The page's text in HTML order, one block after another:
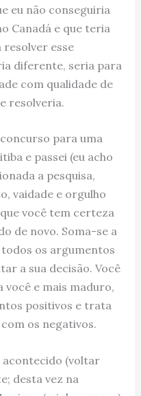
eu não conseguiria
Canadá e que teria
esse
diferente, seria para
com qualidade de
resolveria.
para uma
e passei (eu acho
a pesquisa,
vaidade e orgulho
você tem certeza
de novo. Soma-se a
os argumentos
a sua decisão. Você
você e mais maduro,
positivos e trata
os negativos.
acontecido (voltar
desta vez na